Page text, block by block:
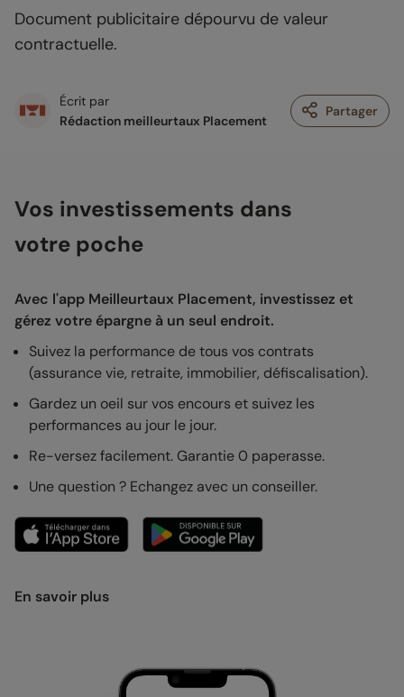
Document publicitaire dépourvu de valeur
contractuelle.
Écrit par
Rédaction meilleurtaux Placement
Partager
Vos investissements dans
votre poche
Avec l'app Meilleurtaux Placement, investissez et
gérez votre épargne à un seul endroit.
Suivez la performance de tous vos contrats
(assurance vie, retraite, immobilier, défiscalisation).
Gardez un oeil sur vos encours et suivez les
performances au jour le jour.
Re-versez facilement. Garantie 0 paperasse.
Une question ? Echangez avec un conseiller.
En savoir plus